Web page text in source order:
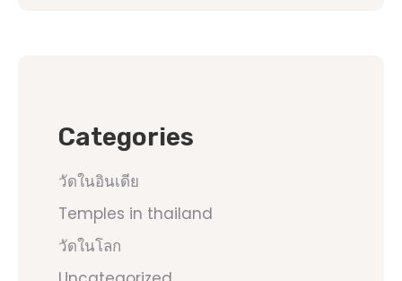
Categories
วัดในอินเดีย
Temples in thailand
วัดในโลก